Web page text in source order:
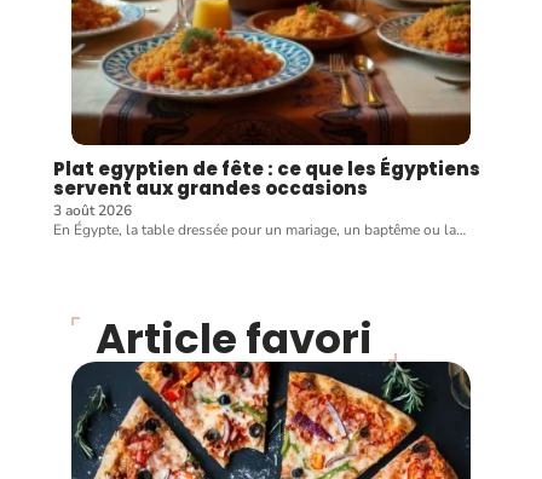
Plat egyptien de fête : ce que les Égyptiens
servent aux grandes occasions
3 août 2026
En Égypte, la table dressée pour un mariage, un baptême ou la…
Article favori